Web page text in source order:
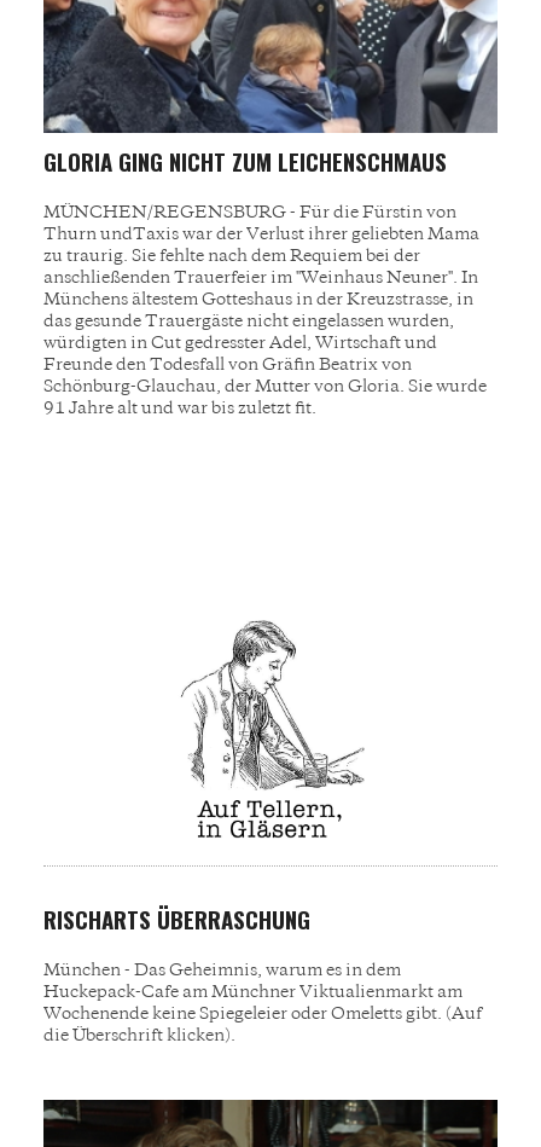
GLORIA GING NICHT ZUM LEICHENSCHMAUS
MÜNCHEN/REGENSBURG - Für die Fürstin von
Thurn undTaxis war der Verlust ihrer geliebten Mama
zu traurig. Sie fehlte nach dem Requiem bei der
anschließenden Trauerfeier im "Weinhaus Neuner". In
Münchens ältestem Gotteshaus in der Kreuzstrasse, in
das gesunde Trauergäste nicht eingelassen wurden,
würdigten in Cut gedresster Adel, Wirtschaft und
Freunde den Todesfall von Gräfin Beatrix von
Schönburg-Glauchau, der Mutter von Gloria. Sie wurde
91 Jahre alt und war bis zuletzt fit.
RISCHARTS ÜBERRASCHUNG
München - Das Geheimnis, warum es in dem
Huckepack-Cafe am Münchner Viktualienmarkt am
Wochenende keine Spiegeleier oder Omeletts gibt. (Auf
die Überschrift klicken).